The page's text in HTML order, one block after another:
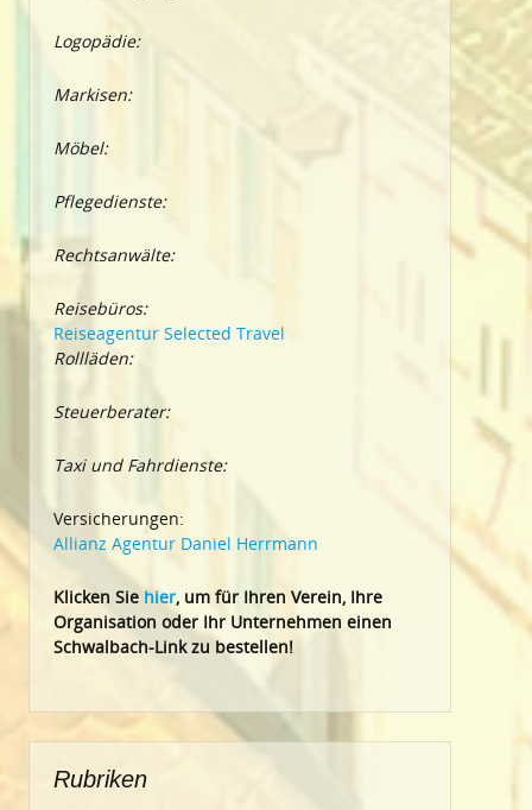
Logopädie:
Markisen:
Möbel:
Pflegedienste:
Rechtsanwälte:
Reisebüros:
Reiseagentur Selected Travel
Rollläden:
Steuerberater:
Taxi und Fahrdienste:
Versicherungen:
Allianz Agentur Daniel Herrmann
Klicken Sie hier, um für Ihren Verein, Ihre
Organisation oder Ihr Unternehmen einen
Schwalbach-Link zu bestellen!
Rubriken